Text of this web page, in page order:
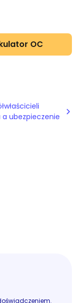
OC
ubezpieczenie